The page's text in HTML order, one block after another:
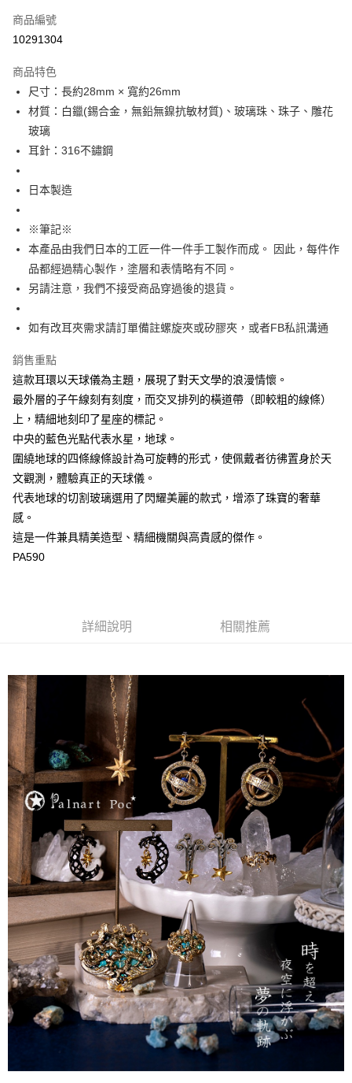
付款後7-11取貨
宅配
每筆NT$60，滿NT$1,000(含以上)免運費
海外配送
商品編號
10291304
商品特色
尺寸：長約28mm × 寬約26mm
材質：白鑞(錫合金，無鉛無鎳抗敏材質)、玻璃珠、珠子、雕花
玻璃
耳針：316不鏽鋼
日本製造
※筆記※
本產品由我們日本的工匠一件一件手工製作而成。 因此，每件作
品都經過精心製作，塗層和表情略有不同。
另請注意，我們不接受商品穿過後的退貨。
如有改耳夾需求請訂單備註螺旋夾或矽膠夾，或者FB私訊溝通
銷售重點
這款耳環以天球儀為主題，展現了對天文學的浪漫情懷。
最外層的子午線刻有刻度，而交叉排列的橫道帶（即較粗的線條）
上，精細地刻印了星座的標記。
中央的藍色光點代表水星，地球。
圍繞地球的四條線條設計為可旋轉的形式，使佩戴者彷彿置身於天
文觀測，體驗真正的天球儀。
代表地球的切割玻璃選用了閃耀美麗的款式，增添了珠寶的奢華
感。
這是一件兼具精美造型、精細機關與高貴感的傑作。
PA590
詳細說明 相關推薦